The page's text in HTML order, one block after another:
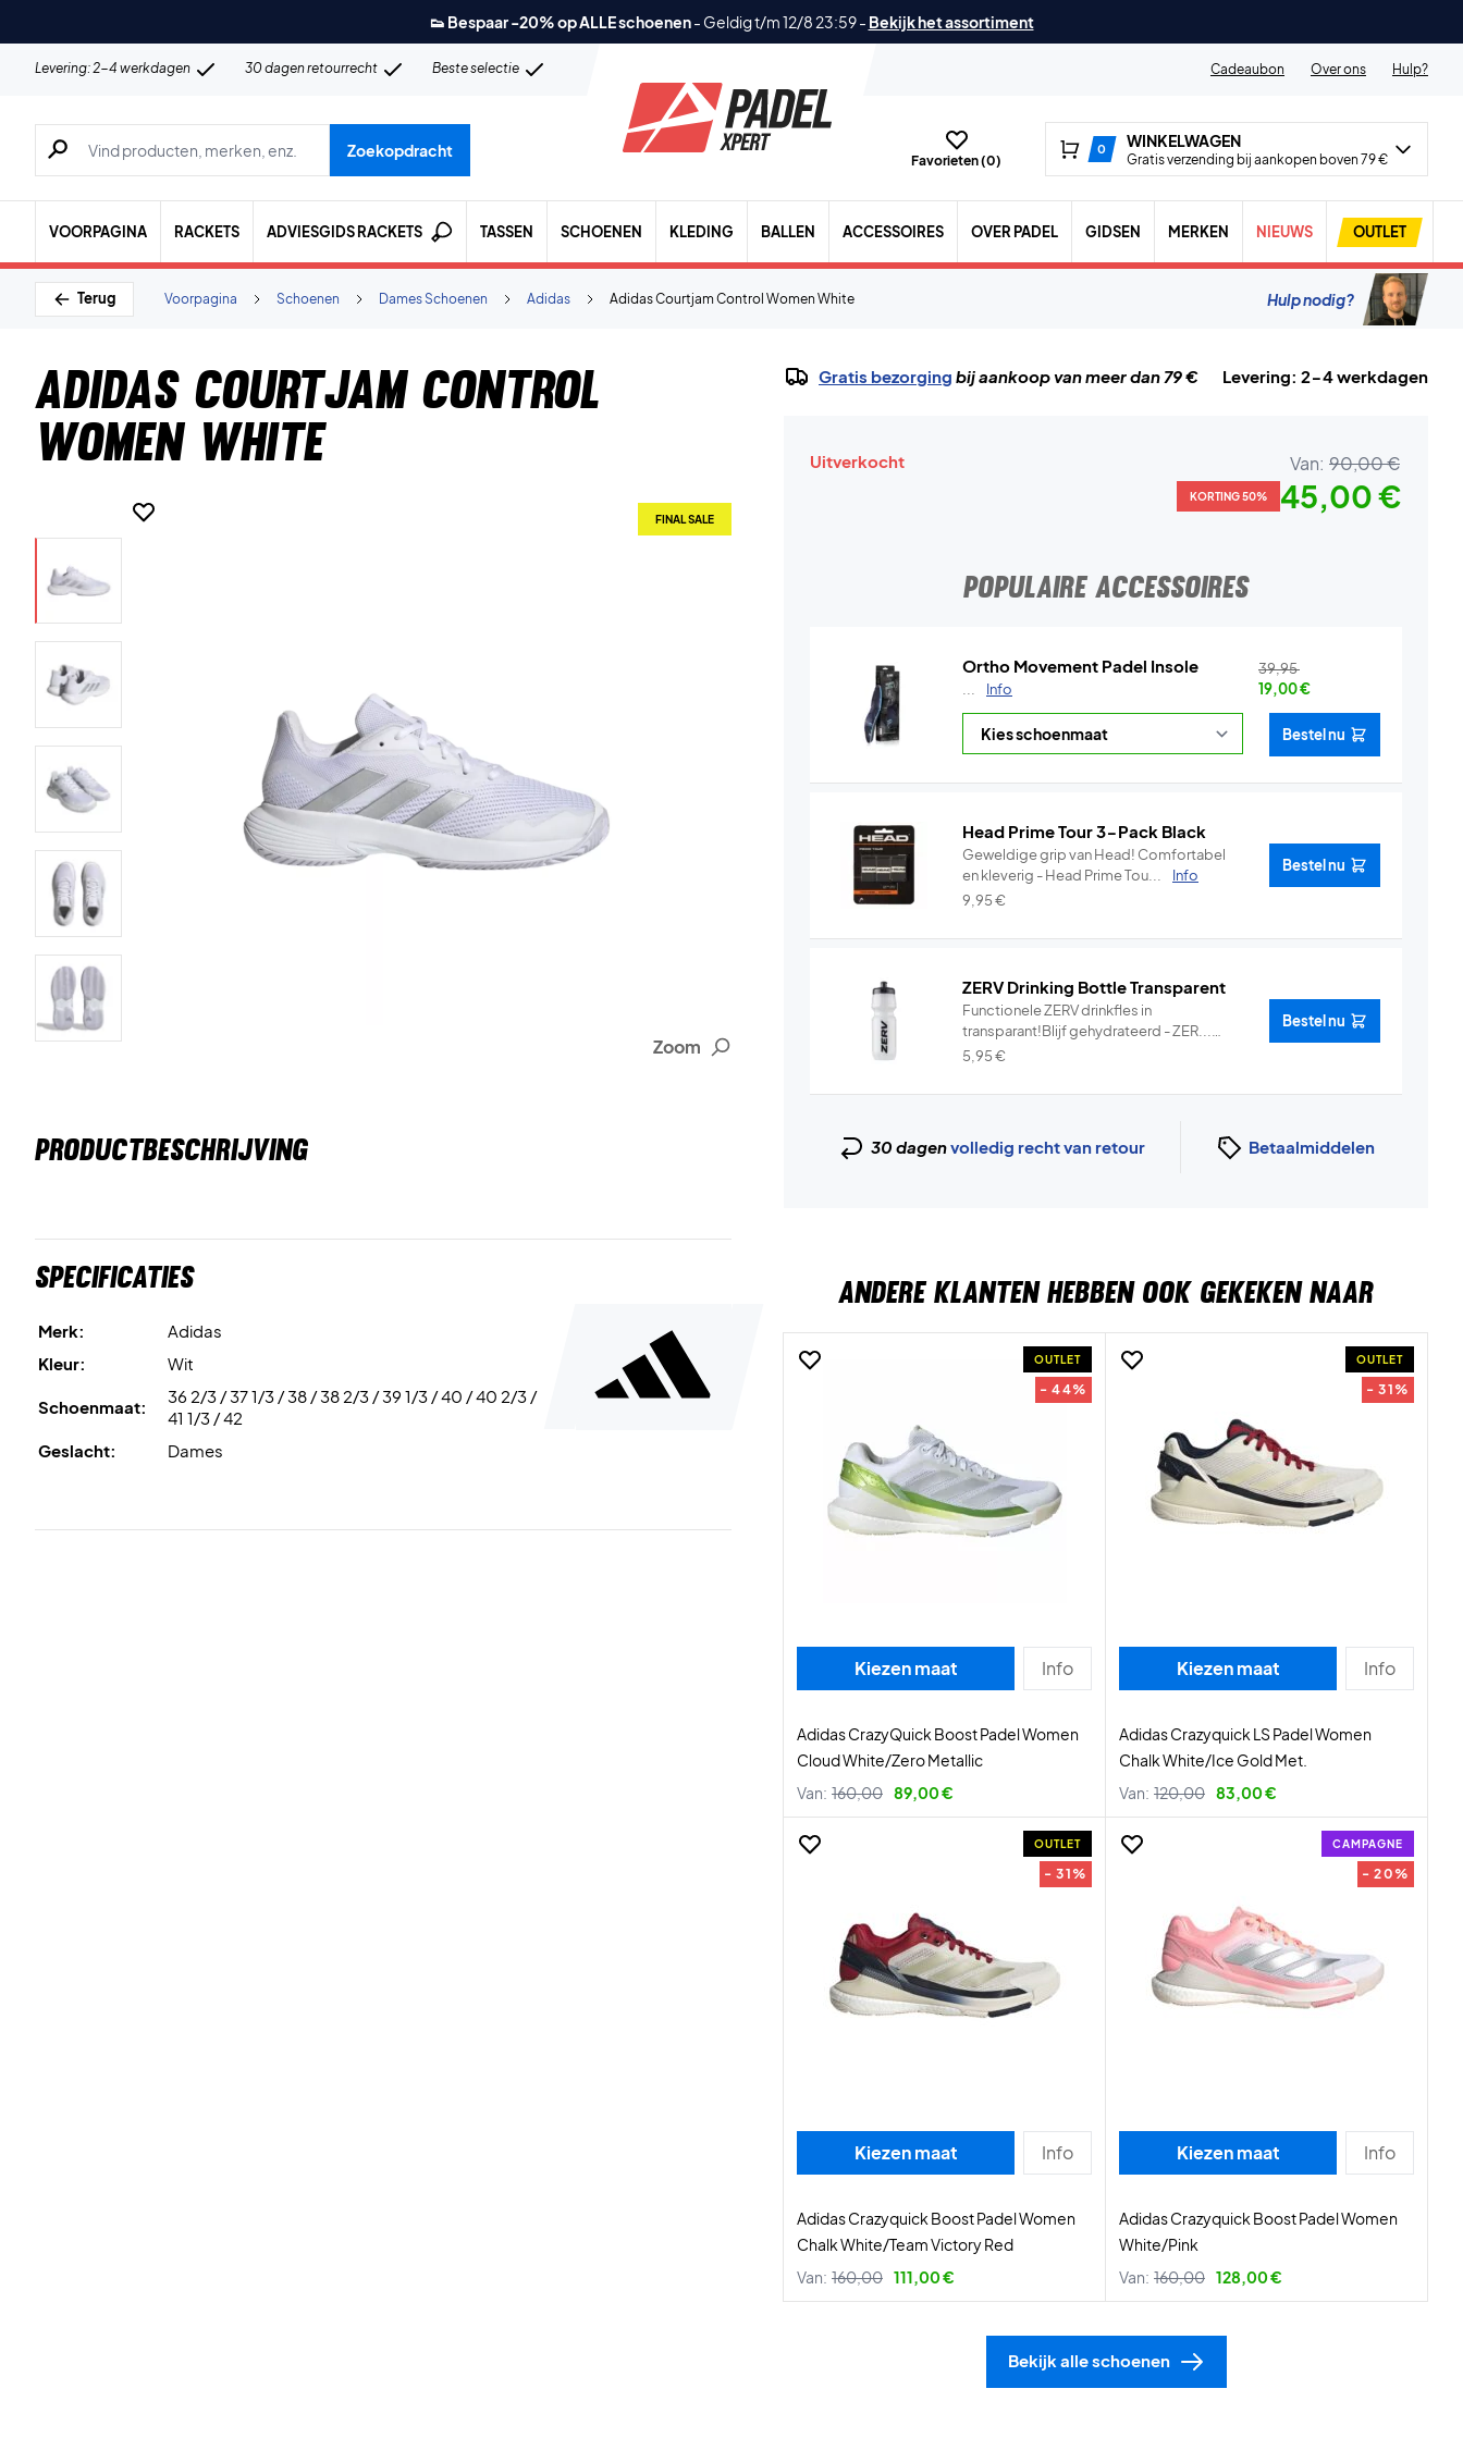
👟 Bespaar -20% op ALLE schoenen- Geldig t/m 12/8 23:59- Bekijk het assortiment
Levering: 2-4 werkdagen 30 dagen retourrecht Beste selectie Cadeaubon Over ons Hulp?
Zoeken naar producten, merken etc.
Zoekopdracht
Favorieten (0)
0 WINKELWAGEN
Gratis verzending bij aankopen boven 79 €
VOORPAGINA RACKETS ADVIESGIDS RACKETS TASSEN SCHOENEN KLEDING BALLEN ACCESSOIRES OVER PADEL GIDSEN MERKEN NIEUWS OUTLET
Terug Adidas Courtjam Control Women White
Adidas
Dames Schoenen
Schoenen
Voorpagina Hulp nodig?
Adidas Courtjam Control
Women White
Zoom
FINAL SALE
PRODUCTBESCHRIJVING
Specificaties
Merk:
Adidas
Kleur:
Wit
Schoenmaat:
36 2/3 / 37 1/3 / 38 / 38 2/3 / 39 1/3 / 40 / 40 2/3 /
41 1/3 / 42
Geslacht:
Dames
Gratis bezorging bij aankoop van meer dan 79 € Levering: 2-4 werkdagen
Uitverkocht Van: 90,00 €
KORTING 50% 45,00 €
POPULAIRE ACCESSOIRES
Ortho Movement Padel Insole
Info
39,95
19,00€
Bestel nu
Head Prime Tour 3-Pack Black
Geweldige grip van Head! Comfortabel
en kleverig - Head Prime Tou...
Info
9,95€
Bestel nu
ZERV Drinking Bottle Transparent
Functionele ZERV drinkfles in
transparant!Blijf gehydrateerd - ZER...
Info
5,95€
Bestel nu
30 dagenvolledig recht van retour Betaalmiddelen
ANDERE KLANTEN HEBBEN OOK GEKEKEN NAAR
OUTLET
- 44%
Kiezen maat Info
Adidas CrazyQuick Boost Padel Women
Cloud White/Zero Metallic
Van: 160,00 89,00 €
OUTLET
- 31%
Kiezen maat Info
Adidas Crazyquick LS Padel Women
Chalk White/Ice Gold Met.
Van: 120,00 83,00 €
OUTLET
- 31%
Kiezen maat Info
Adidas Crazyquick Boost Padel Women
Chalk White/Team Victory Red
Van: 160,00 111,00 €
CAMPAGNE
- 20%
Kiezen maat Info
Adidas Crazyquick Boost Padel Women
White/Pink
Van: 160,00 128,00 €
Bekijk alle schoenen